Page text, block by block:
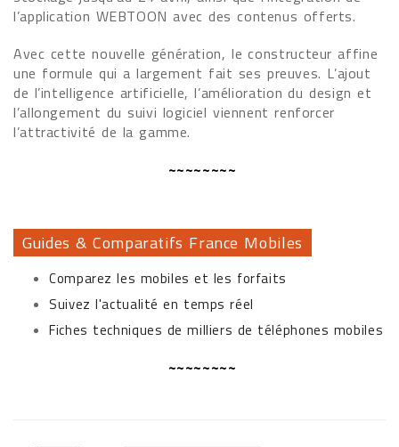
l’application WEBTOON avec des contenus offerts.
Avec cette nouvelle génération, le constructeur affine
une formule qui a largement fait ses preuves. L’ajout
de l’intelligence artificielle, l’amélioration du design et
l’allongement du suivi logiciel viennent renforcer
l’attractivité de la gamme.
~~~~~~~~
Guides & Comparatifs France Mobiles
Comparez les mobiles et les forfaits
Suivez l'actualité en temps réel
Fiches techniques de milliers de téléphones mobiles
~~~~~~~~